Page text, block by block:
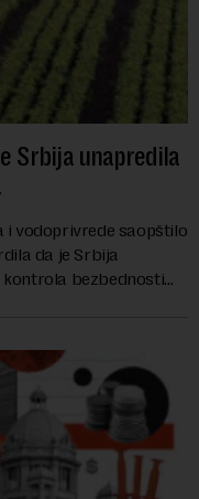
Srbija unapredila
vodoprivrede saopštilo
da je Srbija
bezbednosti